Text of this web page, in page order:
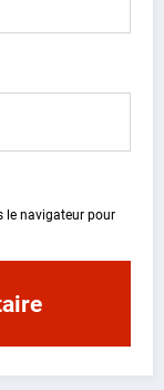
le navigateur pour